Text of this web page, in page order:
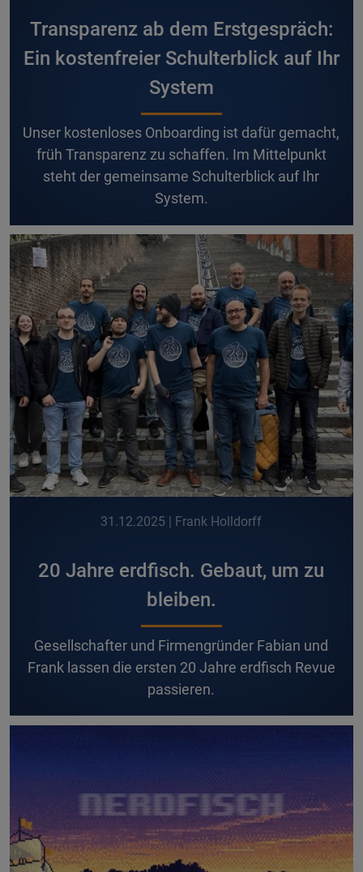
Transparenz ab dem Erstgespräch:
Ein kostenfreier Schulterblick auf Ihr
System
Unser kostenloses Onboarding ist dafür gemacht,
früh Transparenz zu schaffen. Im Mittelpunkt
steht der gemeinsame Schulterblick auf Ihr
System.
31.12.2025 | Frank Holldorff
20 Jahre erdfisch. Gebaut, um zu
bleiben.
Gesellschafter und Firmengründer Fabian und
Frank lassen die ersten 20 Jahre erdfisch Revue
passieren.